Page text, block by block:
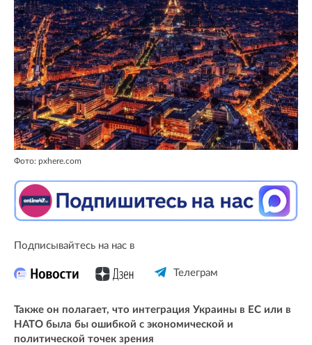
Фото: pxhere.com
Подписывайтесь на нас в
Телеграм
Также он полагает, что интеграция Украины в ЕС или в
НАТО была бы ошибкой с экономической и
политической точек зрения